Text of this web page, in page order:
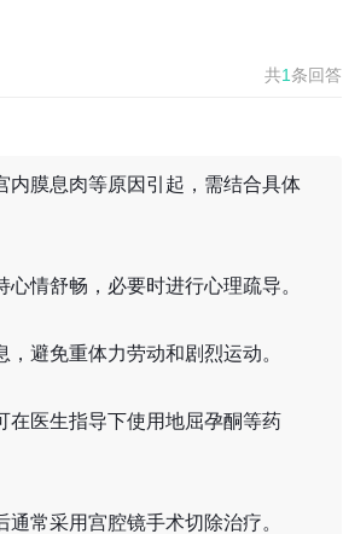
共1 条回答
内膜息肉等原因引起，需结合具体
情舒畅，必要时进行心理疏导。
避免重体力劳动和剧烈运动。
在医生指导下使用地屈孕酮等药
常采用宫腔镜手术切除治疗。